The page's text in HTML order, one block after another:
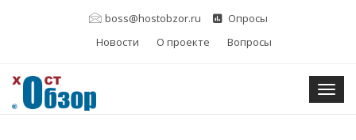
boss@hostobzor.ru
Опросы
Новости
О проекте Вопросы